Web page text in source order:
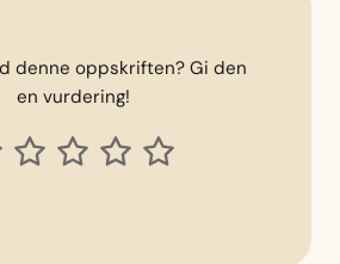
denne oppskriften? Gi den
en vurdering!